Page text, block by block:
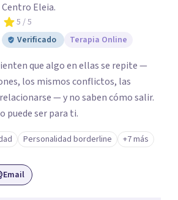
Centro Eleia.
5 / 5
Verificado
Terapia Online
que algo en ellas se repite —
los mismos conflictos, las
— y no saben cómo salir.
puede ser para ti.
Personalidad borderline +7 más
Email